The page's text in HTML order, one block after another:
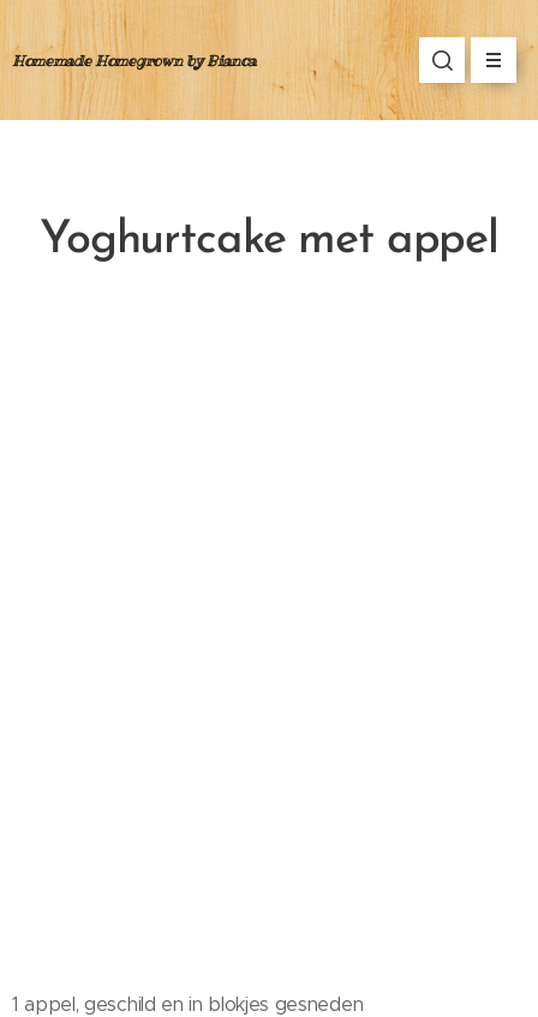
Homemade Homegrown by Bianca
Yoghurtcake met appel
1 appel, geschild en in blokjes gesneden